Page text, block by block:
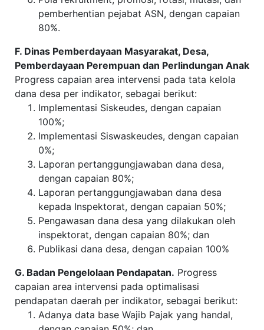
pemberhentian pejabat ASN, dengan capaian
80%.
F. Dinas Pemberdayaan Masyarakat, Desa,
Pemberdayaan Perempuan dan Perlindungan Anak
Progress capaian area intervensi pada tata kelola
dana desa per indikator, sebagai berikut:
Implementasi Siskeudes, dengan capaian
100%;
Implementasi Siswaskeudes, dengan capaian
0%;
Laporan pertanggungjawaban dana desa,
dengan capaian 80%;
Laporan pertanggungjawaban dana desa
kepada Inspektorat, dengan capaian 50%;
Pengawasan dana desa yang dilakukan oleh
inspektorat, dengan capaian 80%; dan
Publikasi dana desa, dengan capaian 100%
G. Badan Pengelolaan Pendapatan. Progress
capaian area intervensi pada optimalisasi
pendapatan daerah per indikator, sebagai berikut:
Adanya data base Wajib Pajak yang handal,